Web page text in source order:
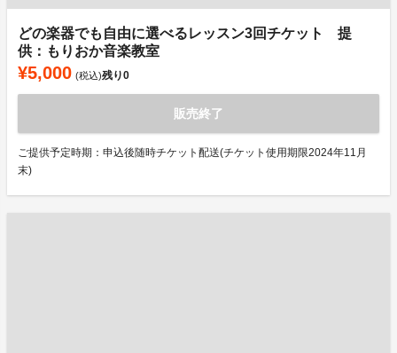
どの楽器でも自由に選べるレッスン3回チケット 提
供：もりおか音楽教室
¥5,000 (税込)残り0
販売終了
ご提供予定時期：申込後随時チケット配送(チケット使用期限2024年11月
末)